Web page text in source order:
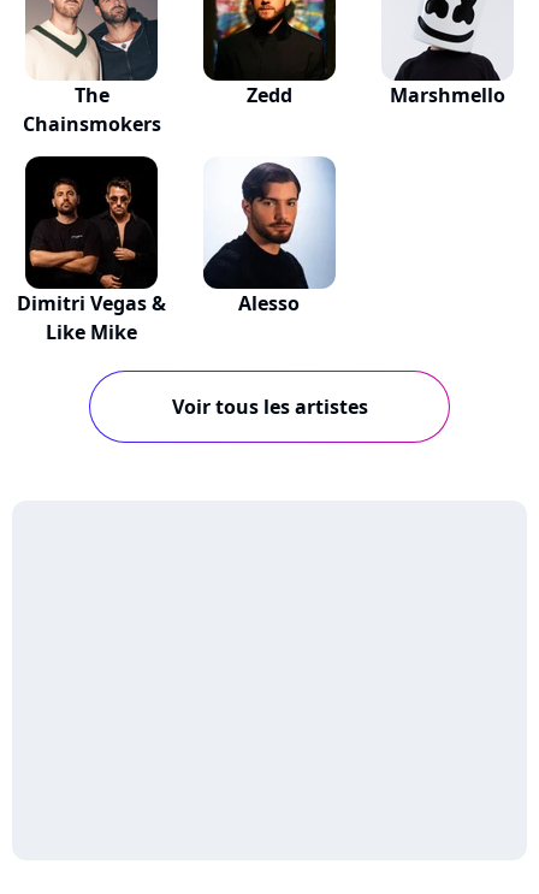
The
Chainsmokers
Zedd Marshmello
Dimitri Vegas &
Like Mike
Alesso
Voir tous les artistes